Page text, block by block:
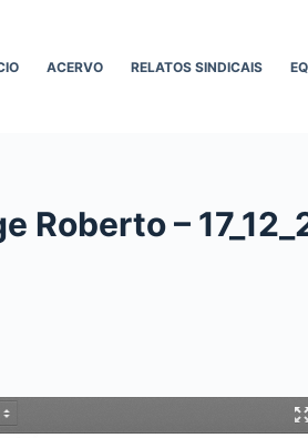
ACERVO RELATOS SINDICAIS
Roberto –